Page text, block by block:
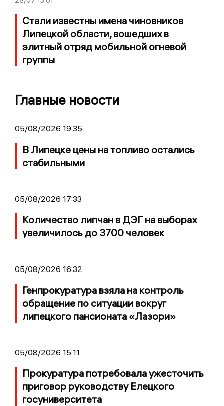
Стали известны имена чиновников
Липецкой области, вошедших в
элитный отряд мобильной огневой
группы
Главные новости
05/08/2026 19:35
В Липецке цены на топливо остались
стабильными
05/08/2026 17:33
Количество липчан в ДЭГ на выборах
увеличилось до 3700 человек
05/08/2026 16:32
Генпрокуратура взяла на контроль
обращение по ситуации вокруг
липецкого пансионата «Лазори»
05/08/2026 15:11
Прокуратура потребовала ужесточить
приговор руководству Елецкого
госуниверситета